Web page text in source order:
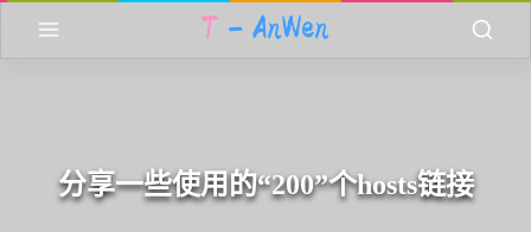
分享一些使用的“200”个hosts链接